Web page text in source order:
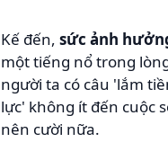
Kế đến, sức ảnh
một tiếng nổ trong
người ta có câu 'lắm
lực' không ít đến cuộc
nên cười nữa.